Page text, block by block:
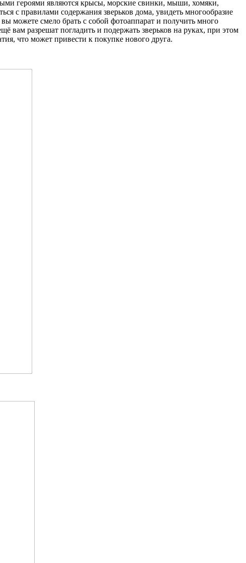
героями являются крысы, морские свинки, мыши, хомяки,
с правилами содержания зверьков дома, увидеть многообразие
можете смело брать с собой фотоаппарат и получить много
вам разрешат погладить и подержать зверьков на руках, при этом
что может привести к покупке нового друга.